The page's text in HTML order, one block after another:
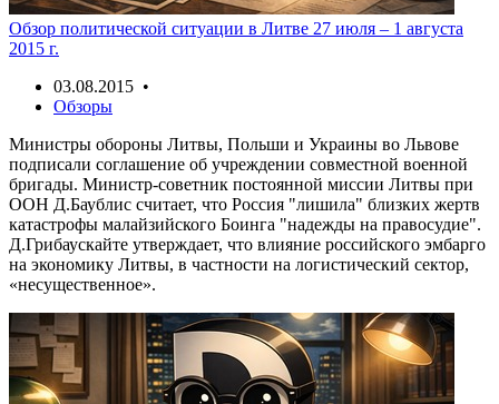
Обзор политической ситуации в Литве 27 июля – 1 августа
2015 г.
03.08.2015 •
Обзоры
Министры обороны Литвы, Польши и Украины во Львове
подписали соглашение об учреждении совместной военной
бригады. Министр-советник постоянной миссии Литвы при
ООН Д.Баублис считает, что Россия "лишила" близких жертв
катастрофы малайзийского Боинга "надежды на правосудие".
Д.Грибаускайте утверждает, что влияние российского эмбарго
на экономику Литвы, в частности на логистический сектор,
«несущественное».